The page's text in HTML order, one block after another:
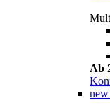
Ab
new